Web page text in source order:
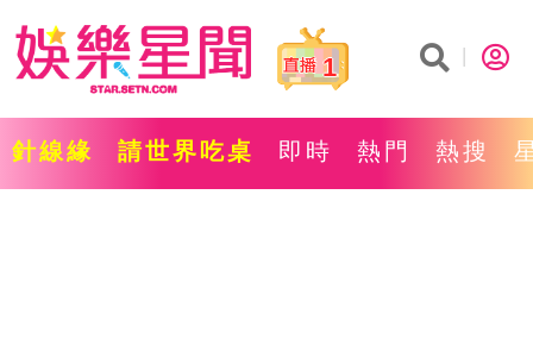
1
針線緣 請世界吃桌 即時 熱門 熱搜